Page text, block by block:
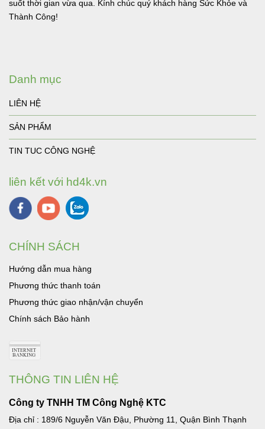
suốt thời gian vừa qua. Kính chúc quý khách hàng Sức Khỏe và
Thành Công!
Danh mục
LIÊN HỆ
SẢN PHẨM
TIN TUC CÔNG NGHỆ
liên kết với hd4k.vn
CHÍNH SÁCH
Hướng dẫn mua hàng
Phương thức thanh toán
Phương thức giao nhận/vận chuyển
Chính sách Bảo hành
THÔNG TIN LIÊN HỆ
Công ty TNHH TM Công Nghệ KTC
Địa chỉ : 189/6 Nguyễn Văn Đậu, Phường 11, Quận Bình Thạnh